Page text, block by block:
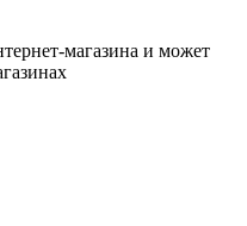
магазина и может